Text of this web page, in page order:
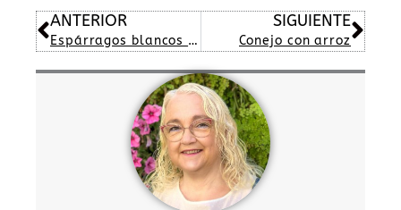
Ant
ANTERIOR
Espárragos blancos al vapor con alioli
SIGUIENTE
Conejo con arroz